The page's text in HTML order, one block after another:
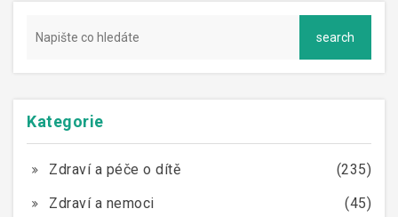
Kategorie
Zdraví a péče o dítě
(235)
Zdraví a nemoci
(45)